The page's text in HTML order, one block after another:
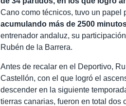
Cano como técnicos, tuvo un papel
acumulando más de 2500
entrenador andaluz, su
Rubén de la Barrera.
Antes de recalar en el Deportivo,
Castellón, con el que logró el
descender en la siguiente
tierras canarias, fueron en total dos